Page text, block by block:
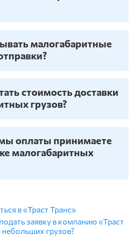
малогабаритные
стоимость доставки
грузов?
оплаты принимаете
малогабаритных
в «Траст Транс»
заявку в компанию «Траст
небольших грузов?